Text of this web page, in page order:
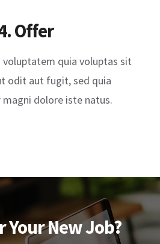
Offer
voluptatem quia voluptas sit
odit aut fugit, sed quia
dolore iste natus.
Your New Job?